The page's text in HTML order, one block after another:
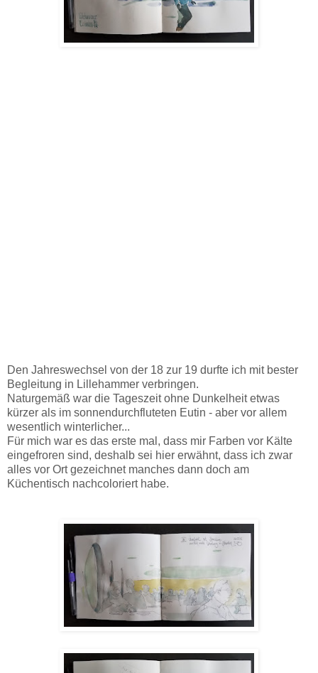
Den Jahreswechsel von der 18 zur 19 durfte ich mit bester
Begleitung in Lillehammer verbringen.
Naturgemäß war die Tageszeit ohne Dunkelheit etwas
kürzer als im sonnendurchfluteten Eutin - aber vor allem
wesentlich winterlicher...
Für mich war es das erste mal, dass mir Farben vor Kälte
eingefroren sind, deshalb sei hier erwähnt, dass ich zwar
alles vor Ort gezeichnet manches dann doch am
Küchentisch nachcoloriert habe.